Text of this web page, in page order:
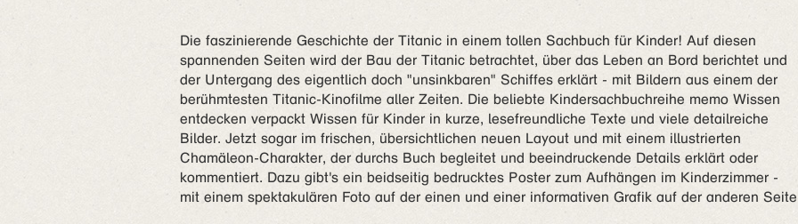
Die faszinierende Geschichte der Titanic in einem tollen Sachbuch für Kinder! Auf diesen
spannenden Seiten wird der Bau der Titanic betrachtet, über das Leben an Bord berichtet und
der Untergang des eigentlich doch "unsinkbaren" Schiffes erklärt - mit Bildern aus einem der
berühmtesten Titanic-Kinofilme aller Zeiten. Die beliebte Kindersachbuchreihe memo Wissen
entdecken verpackt Wissen für Kinder in kurze, lesefreundliche Texte und viele detailreiche
Bilder. Jetzt sogar im frischen, übersichtlichen neuen Layout und mit einem illustrierten
Chamäleon-Charakter, der durchs Buch begleitet und beeindruckende Details erklärt oder
kommentiert. Dazu gibt's ein beidseitig bedrucktes Poster zum Aufhängen im Kinderzimmer -
mit einem spektakulären Foto auf der einen und einer informativen Grafik auf der anderen